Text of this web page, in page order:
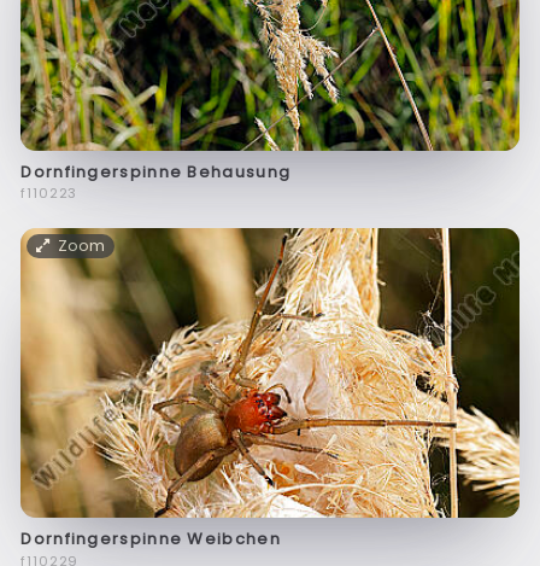
Dornfingerspinne Behausung
f110223
Zoom
Dornfingerspinne Weibchen
f110229